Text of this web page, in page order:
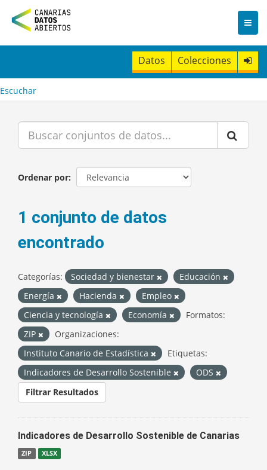
n
t
Datos Colecciones
Escuchar
Ordenar por
1 conjunto de datos
encontrado
Categorías: Sociedad y bienestar
Educación
Energía
Hacienda
Empleo
Ciencia y tecnología
Economía
Formatos:
ZIP
Organizaciones:
Instituto Canario de Estadística
Etiquetas:
Indicadores de Desarrollo Sostenible
ODS
Filtrar Resultados
Indicadores de Desarrollo Sostenible de Canarias
ZIP XLSX